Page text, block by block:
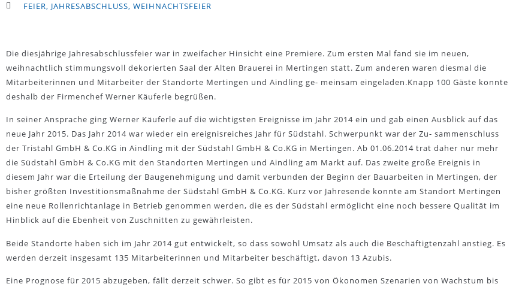
FEIER, JAHRESABSCHLUSS, WEIHNACHTSFEIER
Die diesjährige Jahresabschlussfeier war in zweifacher Hinsicht eine Premiere. Zum ersten Mal fand sie im neuen,
weihnachtlich stimmungsvoll dekorierten Saal der Alten Brauerei in Mertingen statt. Zum anderen waren diesmal die
Mitarbeiterinnen und Mitarbeiter der Standorte Mertingen und Aindling ge- meinsam eingeladen.Knapp 100 Gäste konnte
deshalb der Firmenchef Werner Käuferle begrüßen.
In seiner Ansprache ging Werner Käuferle auf die wichtigsten Ereignisse im Jahr 2014 ein und gab einen Ausblick auf das
neue Jahr 2015. Das Jahr 2014 war wieder ein ereignisreiches Jahr für Südstahl. Schwerpunkt war der Zu- sammenschluss
der Tristahl GmbH & Co.KG in Aindling mit der Südstahl GmbH & Co.KG in Mertingen. Ab 01.06.2014 trat daher nur mehr
die Südstahl GmbH & Co.KG mit den Standorten Mertingen und Aindling am Markt auf. Das zweite große Ereignis in
diesem Jahr war die Erteilung der Baugenehmigung und damit verbunden der Beginn der Bauarbeiten in Mertingen, der
bisher größten Investitionsmaßnahme der Südstahl GmbH & Co.KG. Kurz vor Jahresende konnte am Standort Mertingen
eine neue Rollenrichtanlage in Betrieb genommen werden, die es der Südstahl ermöglicht eine noch bessere Qualität im
Hinblick auf die Ebenheit von Zuschnitten zu gewährleisten.
Beide Standorte haben sich im Jahr 2014 gut entwickelt, so dass sowohl Umsatz als auch die Beschäftigtenzahl anstieg. Es
werden derzeit insgesamt 135 Mitarbeiterinnen und Mitarbeiter beschäftigt, davon 13 Azubis.
Eine Prognose für 2015 abzugeben, fällt derzeit schwer. So gibt es für 2015 von Ökonomen Szenarien von Wachstum bis